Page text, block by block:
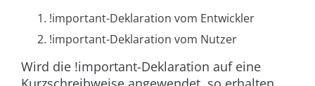
!important-Deklaration vom Entwickler
!important-Deklaration vom Nutzer
Wird die !important-Deklaration auf eine